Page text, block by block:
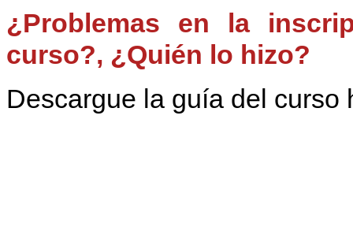
¿Problemas en la
curso?, ¿Quién lo hizo?
Descargue la guía del